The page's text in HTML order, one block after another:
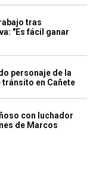
tras
"Es fácil ganar
personaje de la
en Cañete
con luchador
de Marcos